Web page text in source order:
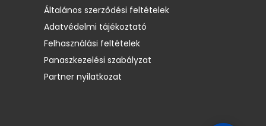
Általános szerződési feltételek
Adatvédelmi tájékoztató
Felhasználási feltételek
Panaszkezelési szabályzat
Partner nyilatkozat